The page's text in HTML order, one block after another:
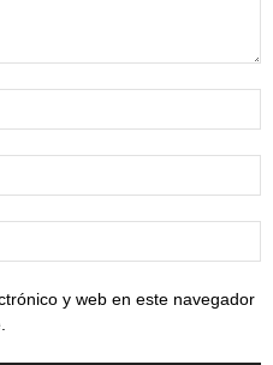
y web en este navegador